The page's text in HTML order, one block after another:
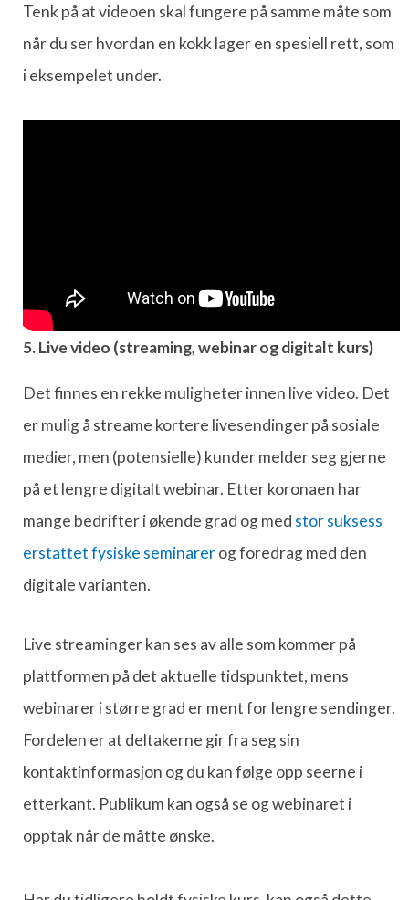
Tenk på at videoen skal fungere på samme måte som
når du ser hvordan en kokk lager en spesiell rett, som
i eksempelet under.
5. Live video (streaming, webinar og digitalt kurs)
Det finnes en rekke muligheter innen live video. Det
er mulig å streame kortere livesendinger på sosiale
medier, men (potensielle) kunder melder seg gjerne
på et lengre digitalt webinar. Etter koronaen har
mange bedrifter i økende grad og med stor suksess
erstattet fysiske seminarerog foredrag med den
digitale varianten.
Live streaminger kan ses av alle som kommer på
plattformen på det aktuelle tidspunktet, mens
webinarer i større grad er ment for lengre sendinger.
Fordelen er at deltakerne gir fra seg sin
kontaktinformasjon og du kan følge opp seerne i
etterkant. Publikum kan også se og webinaret i
opptak når de måtte ønske.